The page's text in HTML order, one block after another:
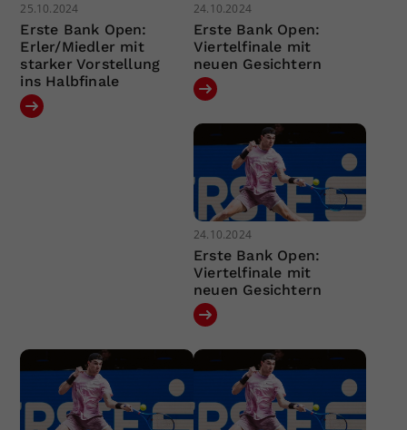
25.10.2024
Erste Bank Open:
Erler/Miedler mit
starker Vorstellung
ins Halbfinale
24.10.2024
Erste Bank Open:
Viertelfinale mit
neuen Gesichtern
24.10.2024
Erste Bank Open:
Viertelfinale mit
neuen Gesichtern